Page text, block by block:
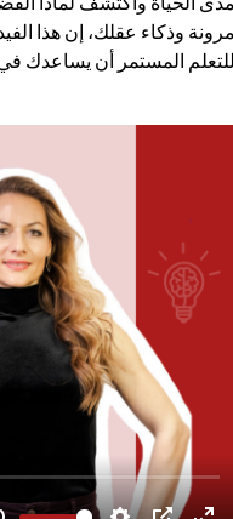
مرونة وذكاء عقلك، إن هذا
للتعلم المستمر أن يساعدك